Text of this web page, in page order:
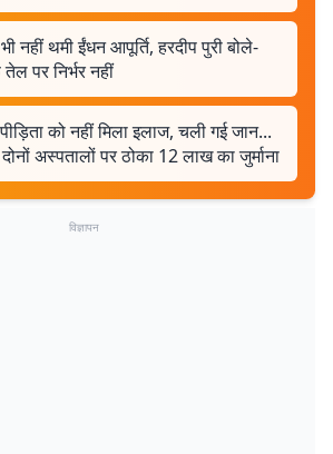
नहीं थमी ईंधन आपूर्ति, हरदीप पुरी बोले-
पर निर्भर नहीं
को नहीं मिला इलाज, चली गई जान...
अस्पतालों पर ठोका 12 लाख का जुर्माना
विज्ञापन